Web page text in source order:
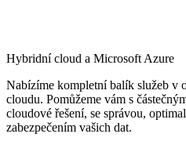
Hybridní cloud a Microsoft Azure
Nabízíme kompletní balík služeb v
cloudu. Pomůžeme vám s
cloudové řešení, se správou,
zabezpečením vašich dat.